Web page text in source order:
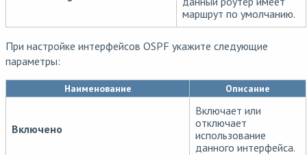
маршрут по умолчанию.
При настройке интерфейсов OSPF укажите следующие
параметры:
Наименование Описание
Включено
Включает или
отключает
использование
данного интерфейса.